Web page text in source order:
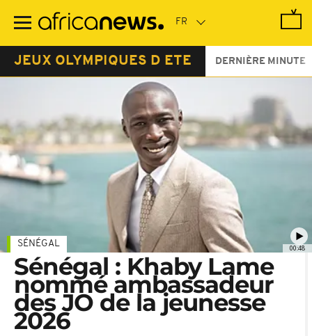
contenu
JEUX OLYMPIQUES D ETE DERNIÈRE MINUTE
00:48
SÉNÉGAL
Sénégal : Khaby Lame
nommé ambassadeur
des JO de la jeunesse
2026